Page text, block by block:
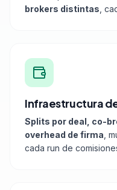
brokers distintas ,
Infraestructura
Splits por deal, co-
overhead de firma ,
cada run de